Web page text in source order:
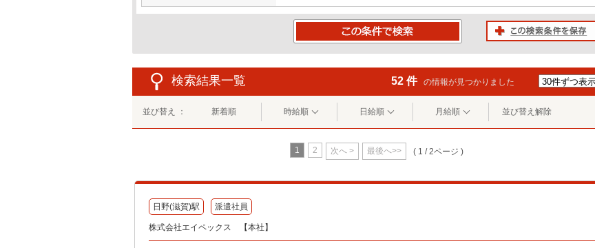
検索結果一覧 52 件 の情報が見つかりました
並び替え ： 新着順 時給順 日給順 月給順 並び替え解除
1 2 次へ > 最後へ>> ( 1 / 2ページ )
日野(滋賀)駅 派遣社員
株式会社エイペックス 【本社】